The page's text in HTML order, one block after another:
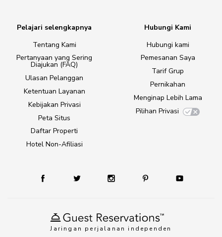
Jaringan perjalanan independen
Pelajari selengkapnya
Tentang Kami
Pertanyaan yang Sering
Diajukan (FAQ)
Ulasan Pelanggan
Ketentuan Layanan
Kebijakan Privasi
Peta Situs
Daftar Properti
Hotel Non-Afiliasi
Hubungi Kami
Hubungi kami
Pemesanan Saya
Tarif Grup
Pernikahan
Menginap Lebih Lama
Pilihan Privasi